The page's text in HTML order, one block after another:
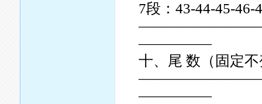
7段：43-44-45-46-
—————
十、尾 数（固定
—————